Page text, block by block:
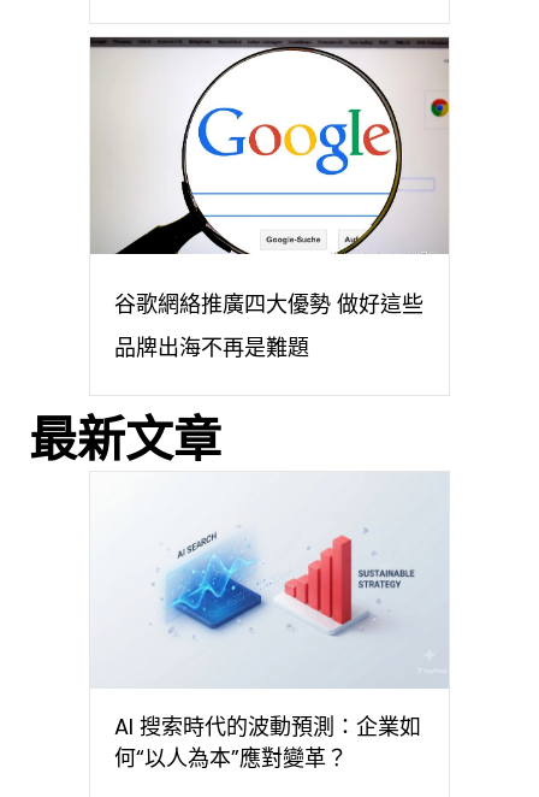
谷歌網絡推廣四大優勢 做好這些
品牌出海不再是難題
最新文章
AI 搜索時代的波動預測：企業如
何“以人為本”應對變革？